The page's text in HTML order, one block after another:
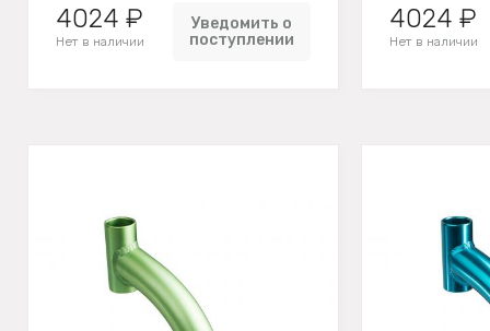
4024 ₽
Нет в наличии
Уведомить о
поступлении
4024 ₽
Нет в наличии